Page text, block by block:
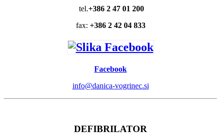
tel.+386 2 47 01 200
fax: +386 2 42 04 833
Facebook
info@danica-vogrinec.si
DEFIBRILATOR